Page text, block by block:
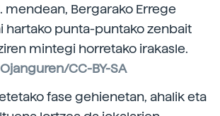
mendean, Bergarako Errege
hartako punta-puntako zenbait
mintegi horretako irakasle.
CC-BY-SA
fase gehienetan, ahalik eta